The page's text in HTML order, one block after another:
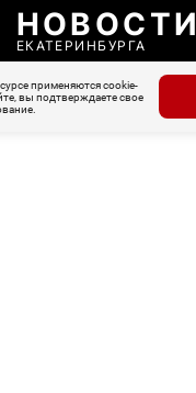
НОВОСТИ
ЕКАТЕРИНБУРГА
применяются cookie-
вы подтверждаете свое